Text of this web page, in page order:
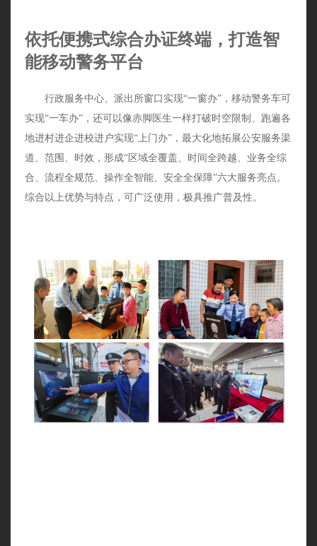
依托便携式综合办证终端，打造智
能移动警务平台
行政服务中心、派出所窗口实现“一窗办”，移动警务车可
实现“一车办”，还可以像赤脚医生一样打破时空限制、跑遍各
地进村进企进校进户实现“上门办”，最大化地拓展公安服务渠
道、范围、时效，形成“区域全覆盖、时间全跨越、业务全综
合、流程全规范、操作全智能、安全全保障”六大服务亮点。
综合以上优势与特点，可广泛使用，极具推广普及性。